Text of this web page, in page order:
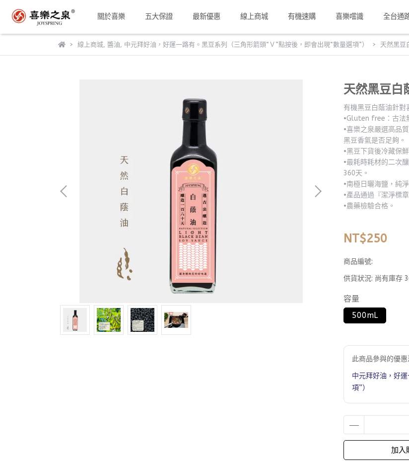
關於喜樂 五大保證 最新優惠 線上商城 有機速購 喜樂嚐識 全台通
線上商城, 醬油, 中元拜好油，好運一路有。黑豆系列（三角形箭頭“Ｖ”點按後，即會出現“數量選項”） 天然黑
天然黑豆
有機黑豆白蔭油針對
•Gluten free：古法
•喜樂之泉嚴選高品
黑豆香氣是否足夠。
•黑豆下貨後冷藏保
•最耗時耗材的二次
360天。
•南極日曬海鹽，純
•產品通過『潔淨標
•農藥檢驗合格。
NT$250
商品編號:
供貨狀況: 尚有庫存
容量
500mL
此商品參與的優惠
中元拜好油，好
項”）
加入